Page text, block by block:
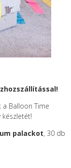
Balloon Time
készletét!
palackot, 30 db